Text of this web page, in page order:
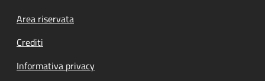
Footer menu
Area riservata
Crediti
Informativa privacy